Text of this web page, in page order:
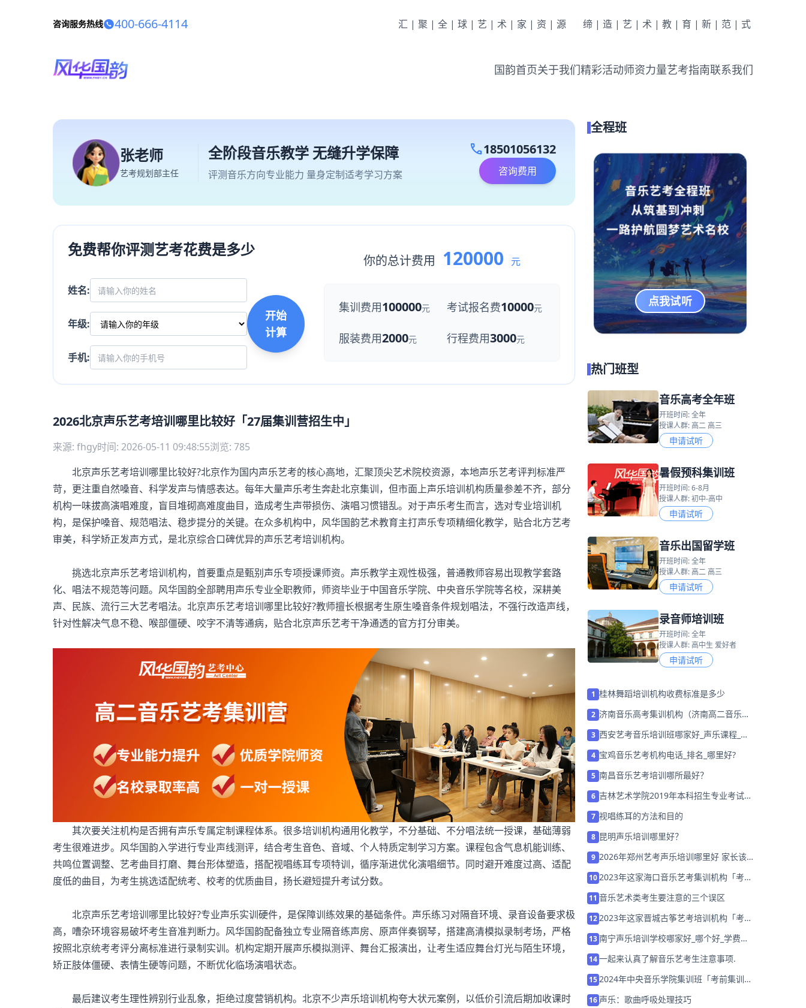
咨询服务热线 400-666-4114 汇|聚|全|球|艺|术|家|资|源 缔|造|艺|术|教|育|新|范|式
国韵首页关于我们精彩活动师资力量艺考指南联系我们
张老师
艺考规划部主任
全阶段音乐教学 无缝升学保障
评测音乐方向专业能力 量身定制适考学习方案
call18501056132
咨询费用
免费帮你评测艺考花费是多少
姓名:
年级:
手机:
开始
计算
你的总计费用 120000 元
集训费用100000元 考试报名费10000元
服装费用2000元 行程费用3000元
2026北京声乐艺考培训哪里比较好「27届集训营招生中」
来源: fhgy时间: 2026-05-11 09:48:55浏览: 785
北京声乐艺考培训哪里比较好?北京作为国内声乐艺考的核心高地，汇聚顶尖艺术院校资源，本地声乐艺考评判标准严
苛，更注重自然嗓音、科学发声与情感表达。每年大量声乐考生奔赴北京集训，但市面上声乐培训机构质量参差不齐，部分
机构一味拔高演唱难度，盲目堆砌高难度曲目，造成考生声带损伤、演唱习惯错乱。对于声乐考生而言，选对专业培训机
构，是保护嗓音、规范唱法、稳步提分的关键。在众多机构中，风华国韵艺术教育主打声乐专项精细化教学，贴合北方艺考
审美，科学矫正发声方式，是北京综合口碑优异的声乐艺考培训机构。
挑选北京声乐艺考培训机构，首要重点是甄别声乐专项授课师资。声乐教学主观性极强，普通教师容易出现教学套路
化、唱法不规范等问题。风华国韵全部聘用声乐专业全职教师，师资毕业于中国音乐学院、中央音乐学院等名校，深耕美
声、民族、流行三大艺考唱法。北京声乐艺考培训哪里比较好?教师擅长根据考生原生嗓音条件规划唱法，不强行改造声线，
针对性解决气息不稳、喉部僵硬、咬字不清等通病，贴合北京声乐艺考干净通透的官方打分审美。
其次要关注机构是否拥有声乐专属定制课程体系。很多培训机构通用化教学，不分基础、不分唱法统一授课，基础薄弱
考生很难进步。风华国韵入学进行专业声线测评，结合考生音色、音域、个人特质定制学习方案。课程包含气息机能训练、
共鸣位置调整、艺考曲目打磨、舞台形体塑造，搭配视唱练耳专项特训，循序渐进优化演唱细节。同时避开难度过高、适配
度低的曲目，为考生挑选适配统考、校考的优质曲目，扬长避短提升考试分数。
北京声乐艺考培训哪里比较好?专业声乐实训硬件，是保障训练效果的基础条件。声乐练习对隔音环境、录音设备要求极
高，嘈杂环境容易破坏考生音准判断力。风华国韵配备独立专业隔音练声房、原声伴奏钢琴，搭建高清模拟录制考场，严格
按照北京统考考评分离标准进行录制实训。机构定期开展声乐模拟测评、舞台汇报演出，让考生适应舞台灯光与陌生环境，
矫正肢体僵硬、表情生硬等问题，不断优化临场演唱状态。
最后建议考生理性辨别行业乱象，拒绝过度营销机构。北京不少声乐培训机构夸大状元案例，以低价引流后期加收课时
全程班
点我试听
热门班型
音乐高考全年班
开班时间: 全年
授课人群: 高二 高三
申请试听
暑假预科集训班
开班时间: 6-8月
授课人群: 初中-高中
申请试听
音乐出国留学班
开班时间: 全年
授课人群: 高二 高三
申请试听
录音师培训班
开班时间: 全年
授课人群: 高中生 爱好者
申请试听
1 桂林舞蹈培训机构收费标准是多少
2 济南音乐高考集训机构（济南高二音乐培
3 西安艺考音乐培训班哪家好_声乐课程_价
4 宝鸡音乐艺考机构电话_排名_哪里好?
5 南昌音乐艺考培训哪所最好？
6 吉林艺术学院2019年本科招生专业考试通
7 视唱练耳的方法和目的
8 昆明声乐培训哪里好？
9 2026年郑州艺考声乐培训哪里好 家长该
102023年这家海口音乐艺考集训机构「考前
11 音乐艺术类考生要注意的三个误区
122023年这家晋城古筝艺考培训机构「考前
13南宁声乐培训学校哪家好_哪个好_学费多
14一起来认真了解音乐艺考生注意事项.
152024年中央音乐学院集训班「考前集训营
16 声乐：歌曲呼吸处理技巧